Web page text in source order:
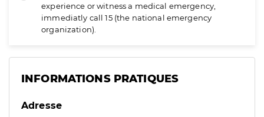
experience or witness a medical emergency,
immediatly call 15 (the national emergency
organization).
INFORMATIONS PRATIQUES
Adresse